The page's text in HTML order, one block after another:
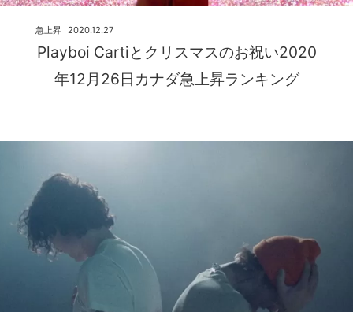
Playboi Cartiとクリスマスのお祝い2020
年12月26日カナダ急上昇ランキング
2020.12.27
急上昇